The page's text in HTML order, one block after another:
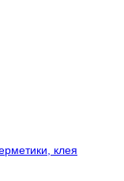
клея